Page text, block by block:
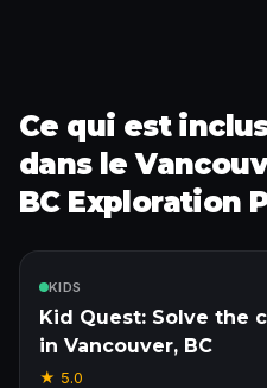
Ce qui est
dans le
BC Exploration
KIDS
Kid Quest: Solve the
in Vancouver, BC
★ 5.0